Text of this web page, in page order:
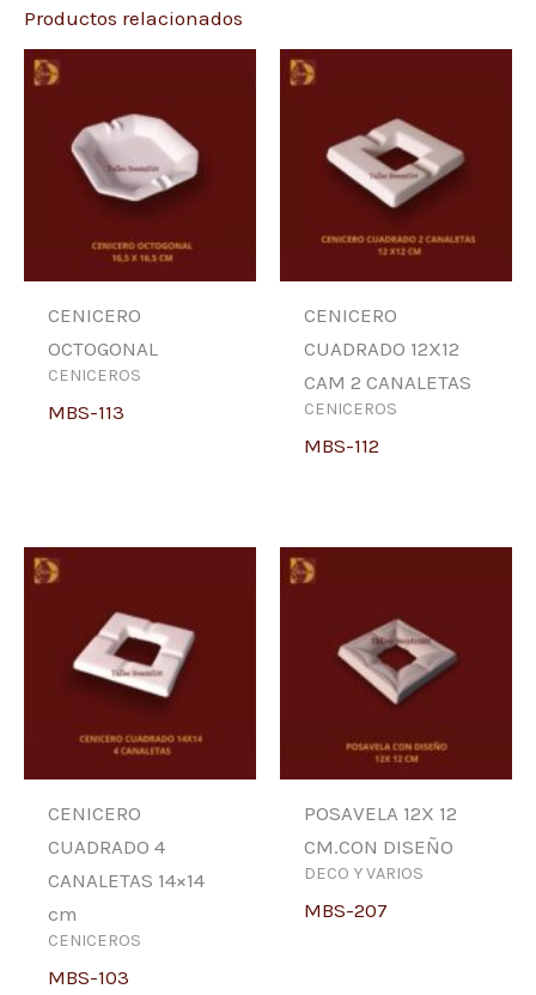
Productos relacionados
CENICERO
OCTOGONAL
CENICEROS
MBS-113
CENICERO
CUADRADO 12X12
CAM 2 CANALETAS
CENICEROS
MBS-112
CENICERO
CUADRADO 4
CANALETAS 14×14
cm
CENICEROS
MBS-103
POSAVELA 12X 12
CM.CON DISEÑO
DECO Y VARIOS
MBS-207